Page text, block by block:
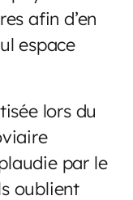
afin d’en
espace
lors du
par le
oublient